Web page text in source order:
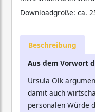
Downloadgröße: ca.
Beschreibung
Aus dem Vorwort
Ursula Olk
damit auch
personalen Würde